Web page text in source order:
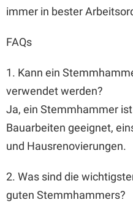
immer in bester
FAQs
1. Kann ein
verwendet werden?
Ja, ein Stemmhammer
Bauarbeiten geeignet,
und Hausrenovierungen.
2. Was sind die
guten Stemmhammers?